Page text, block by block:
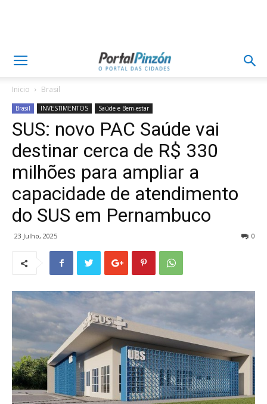
Inicio Brasil
Brasil INVESTIMENTOS Saúde e Bem-estar
SUS: novo PAC Saúde vai
destinar cerca de R$ 330
milhões para ampliar a
capacidade de atendimento
do SUS em Pernambuco
23 Julho, 2025 0